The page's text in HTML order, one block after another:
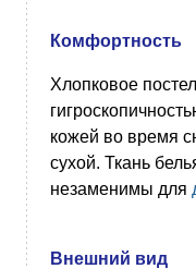
Комфортность
Хлопковое
кожей во время
сухой. Ткань
незаменимы для
Внешний вид